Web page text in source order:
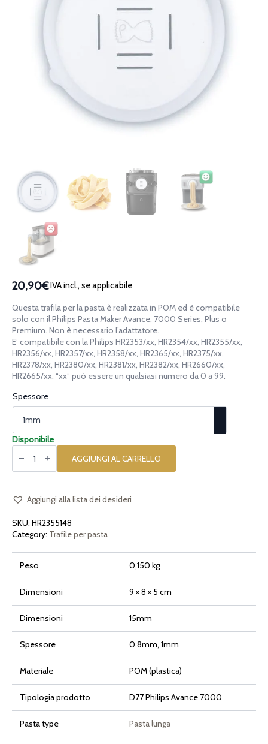
20,90€IVA incl., se applicabile
Questa trafila per la pasta è realizzata in POM ed è compatibile
solo con il Philips Pasta Maker Avance, 7000 Series, Plus o
Premium. Non è necessario l’adattatore.
E’ compatibile con la Philips HR2353/xx, HR2354/xx, HR2355/xx,
HR2356/xx, HR2357/xx, HR2358/xx, HR2365/xx, HR2375/xx,
HR2378/xx, HR2380/xx, HR2381/xx, HR2382/xx, HR2660/xx,
HR2665/xx. “xx” può essere un qualsiasi numero da 0 a 99.
Spessore
Disponibile
Trafila
Pappardelle
Philips
Avance
e
Serie
7000
AGGIUNGI AL CARRELLO
Aggiungi alla lista dei desideri
SKU: HR2355148
Category: Trafile per pasta
Peso 0,150 kg
Dimensioni 9 × 8 × 5 cm
Dimensioni 15mm
Spessore 0.8mm, 1mm
Materiale POM (plastica)
Tipologia prodotto D77 Philips Avance 7000
Pasta type Pasta lunga